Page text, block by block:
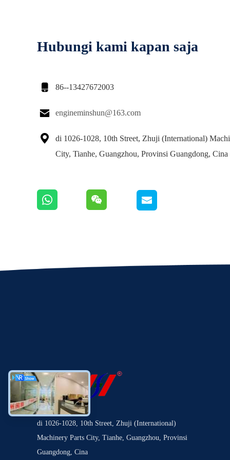
Hubungi kami kapan saja
 86--13427672003
 engineminshun@163.com

di 1026-1028, 10th Street, Zhuji (International)
City, Tianhe, Guangzhou, Provinsi Guangdong, Cina
di 1026-1028, 10th Street, Zhuji (International)
Machinery Parts City, Tianhe, Guangzhou, Provinsi
Guangdong, Cina